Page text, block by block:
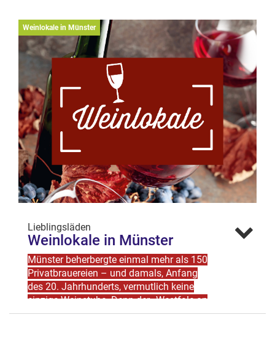
Weinlokale in Münster
Lieblingsläden
Weinlokale in Münster
Münster beherbergte einmal mehr als 150
Privatbrauereien – und damals, Anfang
des 20. Jahrhunderts, vermutlich keine
einzige Weinstube. Denn der „Westfale an
sich“ kennt sich traditionell mit Bier etwas